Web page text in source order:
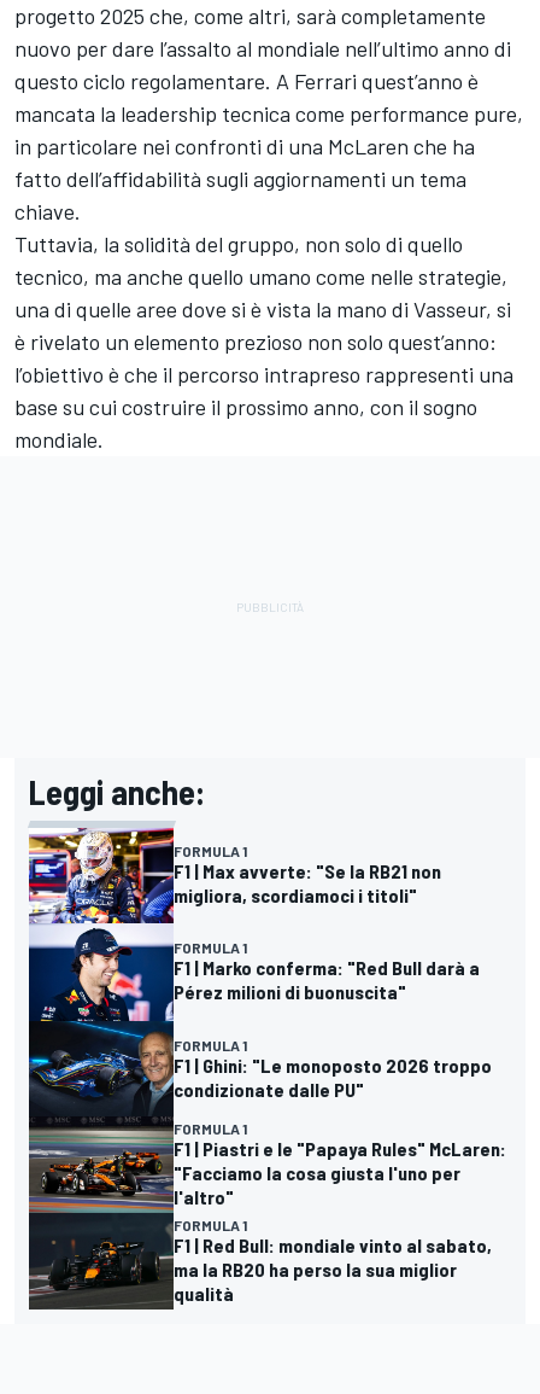
progetto 2025 che, come altri, sarà completamente
nuovo per dare l’assalto al mondiale nell’ultimo anno di
questo ciclo regolamentare. A Ferrari quest’anno è
mancata la leadership tecnica come performance pure,
in particolare nei confronti di una McLaren che ha
fatto dell’affidabilità sugli aggiornamenti un tema
chiave.
Tuttavia, la solidità del gruppo, non solo di quello
tecnico, ma anche quello umano come nelle strategie,
una di quelle aree dove si è vista la mano di Vasseur, si
è rivelato un elemento prezioso non solo quest’anno:
l’obiettivo è che il percorso intrapreso rappresenti una
base su cui costruire il prossimo anno, con il sogno
mondiale.
Leggi anche:
FORMULA 1
F1 | Max avverte: "Se la RB21 non
migliora, scordiamoci i titoli"
FORMULA 1
F1 | Marko conferma: "Red Bull darà a
Pérez milioni di buonuscita"
FORMULA 1
F1 | Ghini: "Le monoposto 2026 troppo
condizionate dalle PU"
FORMULA 1
F1 | Piastri e le "Papaya Rules" McLaren:
"Facciamo la cosa giusta l'uno per
l'altro"
FORMULA 1
F1 | Red Bull: mondiale vinto al sabato,
ma la RB20 ha perso la sua miglior
qualità